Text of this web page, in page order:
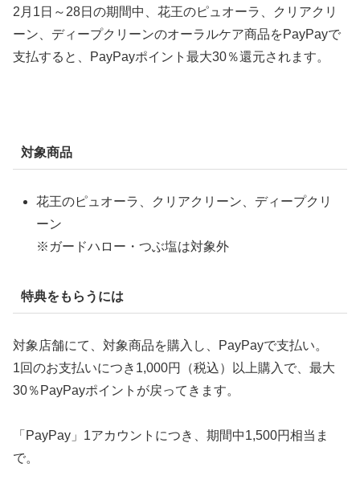
2月1日～28日の期間中、花王のピュオーラ、クリアクリ
ーン、ディープクリーンのオーラルケア商品をPayPayで
支払すると、PayPayポイント最大30％還元されます。
対象商品
花王のピュオーラ、クリアクリーン、ディープクリ
ーン
※ガードハロー・つぶ塩は対象外
特典をもらうには
対象店舗にて、対象商品を購入し、PayPayで支払い。
1回のお支払いにつき 1,000円（税込）以上購入で、最大
30％PayPayポイントが戻ってきます。
「PayPay」1アカウントにつき、期間中1,500円相当ま
で。